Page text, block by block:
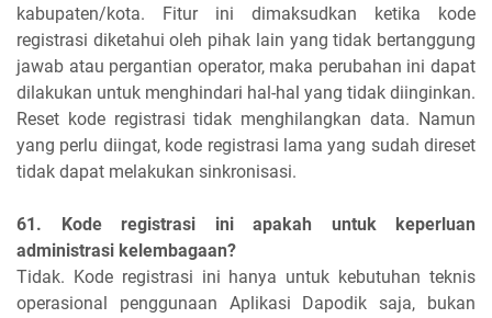
kabupaten/kota. Fitur ini dimaksudkan ketika kode
registrasi diketahui oleh pihak lain yang tidak bertanggung
jawab atau pergantian operator, maka perubahan ini dapat
dilakukan untuk menghindari hal-hal yang tidak diinginkan.
Reset kode registrasi tidak menghilangkan data. Namun
yang perlu diingat, kode registrasi lama yang sudah direset
tidak dapat melakukan sinkronisasi.
61. Kode registrasi ini apakah untuk keperluan
administrasi kelembagaan?
Tidak. Kode registrasi ini hanya untuk kebutuhan teknis
operasional penggunaan Aplikasi Dapodik saja, bukan